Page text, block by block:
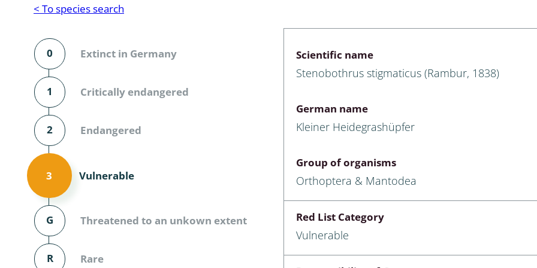
Reptilia
Aves
Branchiopoda: Anostraca,
Coleoptera: Scarabaeoidea
Makrozoobenthos
Diptera: Chaoboridae
marine Chlorophyta,
< To species search
0 Extinct in Germany
1 Critically endangered
2 Endangered
3 Vulnerable
G Threatened to an unkown extent
R Rare
Scientific name
Stenobothrus stigmaticus (Rambur, 1838)
German name
Kleiner Heidegrashüpfer
Group of organisms
Orthoptera & Mantodea
Red List Category
Vulnerable